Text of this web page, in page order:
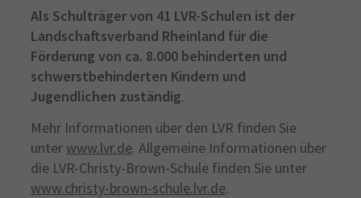
Als Schulträger von 41 LVR-Schulen ist der
Landschaftsverband Rheinland für die
Förderung von ca. 8.000 behinderten und
schwerstbehinderten Kindern und
Jugendlichen zuständig.
Mehr Informationen über den LVR finden Sie
unter www.lvr.de. Allgemeine Informationen über
die LVR-Christy-Brown-Schule finden Sie unter
www.christy-brown-schule.lvr.de.